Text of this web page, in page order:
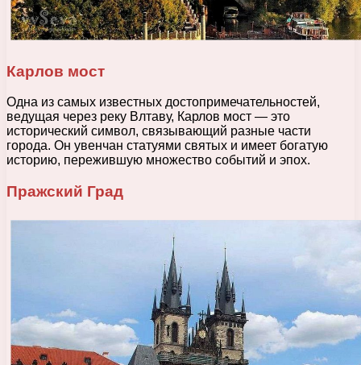
Карлов мост
Одна из самых известных достопримечательностей,
ведущая через реку Влтаву, Карлов мост — это
исторический символ, связывающий разные части
города. Он увенчан статуями святых и имеет богатую
историю, пережившую множество событий и эпох.
Пражский Град